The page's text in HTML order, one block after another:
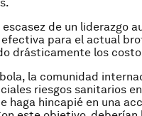
de un liderazgo
para el actual
drásticamente los
la comunidad
riesgos sanitarios
haga hincapié en una